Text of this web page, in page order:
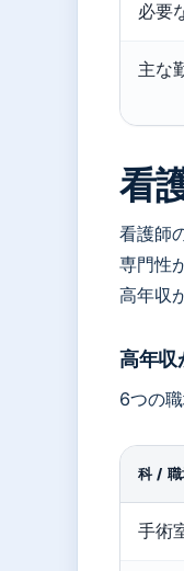
必要
主な
看
看護師
専門性
高年収
高年収
6つの
科 /
手術